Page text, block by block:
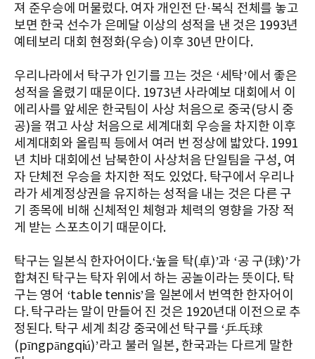
져 준우승에 머물렀다. 여자 개인전 단·복식 전체를 놓고
보면 한국 선수가 은메달 이상의 성적을 낸 것은 1993년
예테보리 대회 현정화(우승) 이후 30년 만이다.
우리나라에서 탁구가 인기를 끄는 것은 ‘세탁’에서 좋은
성적을 올렸기 때문이다. 1973년 사라예보 대회에서 이
에리사를 앞세운 한국팀이 사상 처음으로 중국(당시 중
공)을 꺾고 사상 처음으로 세계대회 우승을 차지한 이후
세계대회와 올림픽 등에서 여러 번 정상에 밟았다. 1991
년 치바 대회에선 남북한이 사상처음 단일팀을 구성, 여
자 단체전 우승을 차지한 적도 있었다. 탁구에서 우리나
라가 세계정상권을 유지하는 성적을 내는 것은 다른 구
기 종목에 비해 신체적인 체형과 체력의 영향을 가장 적
게 받는 스포츠이기 때문이다.
탁구는 일본식 한자어이다.‘높을 탁(卓)’과 ‘공 구(球)’가
합쳐진 탁구는 탁자 위에서 하는 공놀이라는 뜻이다. 탁
구는 영어 ‘table tennis’을 일본에서 번역한 한자어이
다. 탁구라는 말이 만들어 진 것은 1920년대 이전으로 추
정된다. 탁구 세계 최강 중국에선 탁구를 ‘乒乓球
(pīngpāngqiú)’라고 불러 일본, 한국과는 다르게 말한